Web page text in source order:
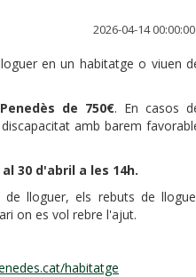
2026-04-14 00:00:00
en un habitatge o viuen
de 750€. En casos
amb barem
30 d'abril a les 14h.
de lloguer, els rebuts de
on es vol rebre l'ajut.
habitatge